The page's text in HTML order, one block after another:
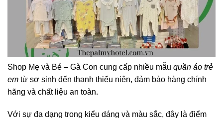
Shop Mẹ và Bé – Gà Con cung cấp nhiều mẫu quần áo trẻ
em từ sơ sinh đến thanh thiếu niên, đảm bảo hàng chính
hãng và chất liệu an toàn.
Với sự đa dạng trong kiểu dáng và màu sắc, đây là điểm